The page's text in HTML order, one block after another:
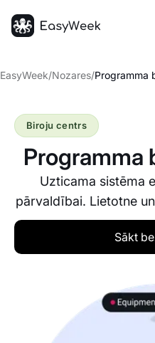
EasyWeek/Nozares/Programma
Programma
Uzticama sistēma
pārvaldībai. Lietotne
Biroju centrs
Sākt